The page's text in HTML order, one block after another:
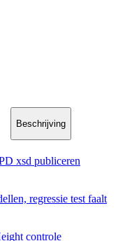
Beschrijving
xsd publiceren
regressie test faalt
controle